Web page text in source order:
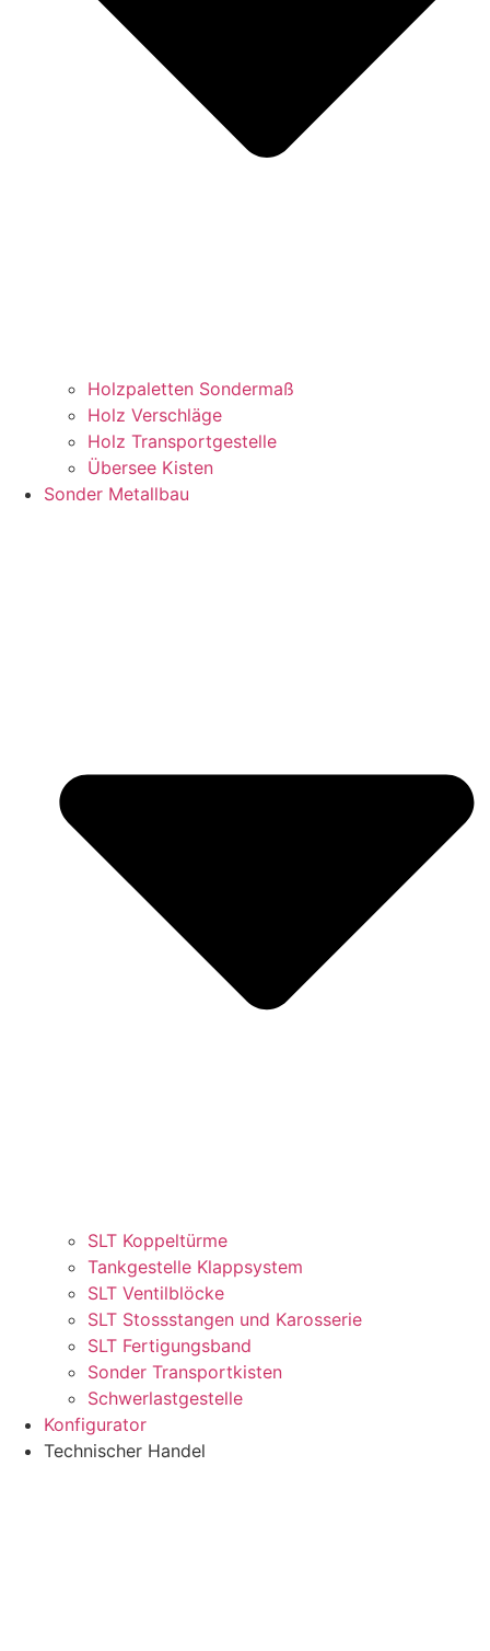
Holzpaletten Sondermaß
Holz Verschläge
Holz Transportgestelle
Übersee Kisten
Sonder Metallbau
SLT Koppeltürme
Tankgestelle Klappsystem
SLT Ventilblöcke
SLT Stossstangen und Karosserie
SLT Fertigungsband
Sonder Transportkisten
Schwerlastgestelle
Konfigurator
Technischer Handel